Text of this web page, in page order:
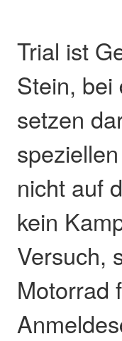
Trial ist
Stein, bei
setzen
nicht auf
kein
Versuch,
Motorrad